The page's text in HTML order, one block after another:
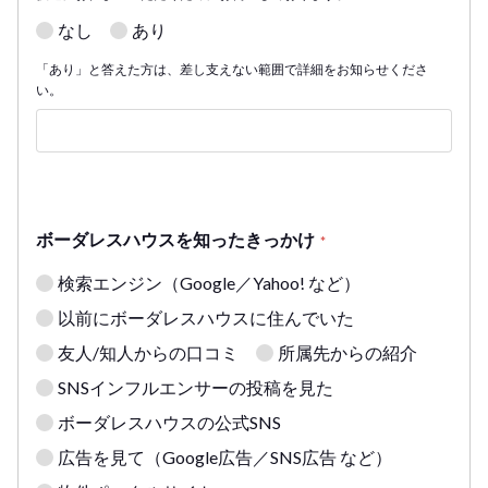
なし あり
「あり」と答えた方は、差し支えない範囲で詳細をお知らせくださ
い。
ボーダレスハウスを知ったきっかけ *
検索エンジン（Google／Yahoo! など）
以前にボーダレスハウスに住んでいた
友人/知人からの口コミ
所属先からの紹介
SNSインフルエンサーの投稿を見た
ボーダレスハウスの公式SNS
広告を見て（Google広告／SNS広告 など）